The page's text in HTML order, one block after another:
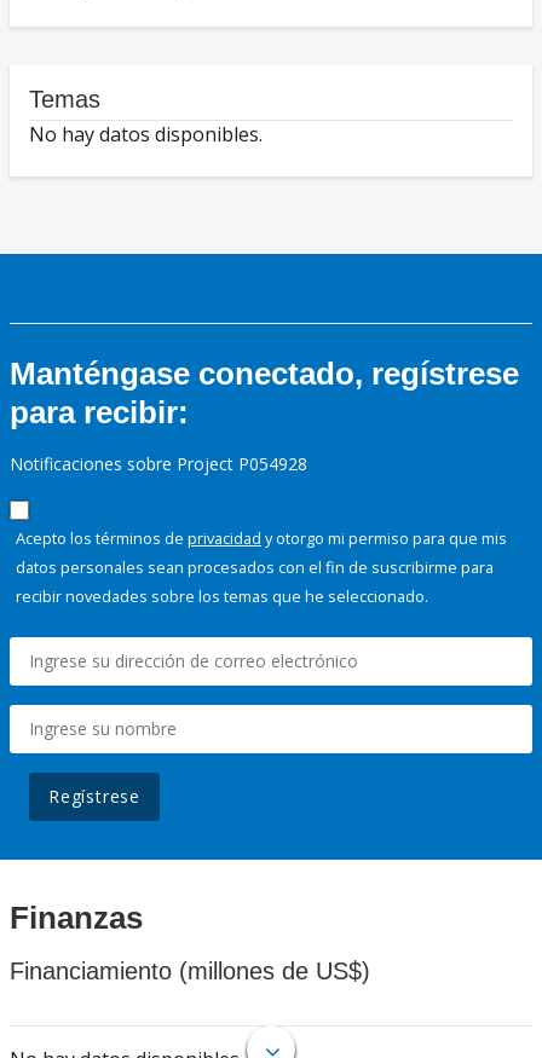
Temas
No hay datos disponibles.
Manténgase conectado, regístrese
para recibir:
Notificaciones sobre Project P054928
Acepto los términos de privacidad y otorgo mi permiso para que mis
datos personales sean procesados con el fin de suscribirme para
recibir novedades sobre los temas que he seleccionado.
Regístrese
Finanzas
Financiamiento (millones de US$)